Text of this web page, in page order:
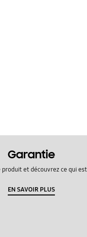
Garantie
et découvrez ce qui
EN SAVOIR PLUS